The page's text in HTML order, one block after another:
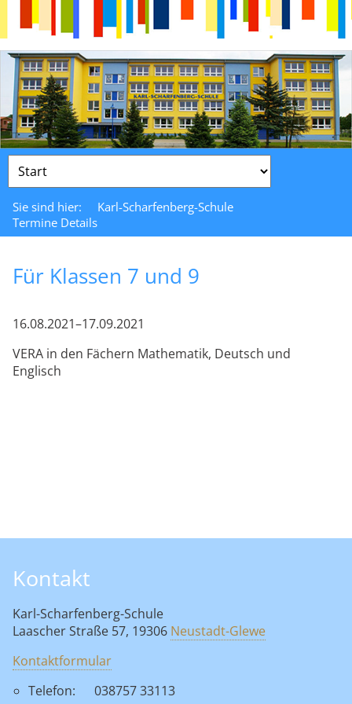
Zielseite
Sie sind hier:
Karl-Scharfenberg-Schule
Termine Details
Für Klassen 7 und 9
16.08.2021–17.09.2021
VERA in den Fächern Mathematik, Deutsch und
Englisch
Kontakt
Karl-Scharfenberg-Schule
Laascher Straße 57, 19306 Neustadt-Glewe
Kontaktformular
Telefon:
038757 33113